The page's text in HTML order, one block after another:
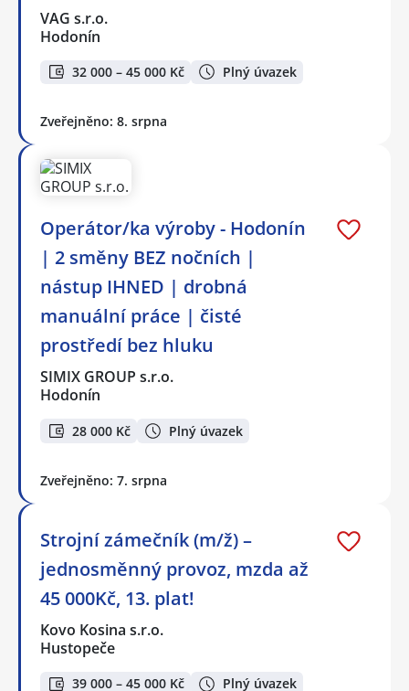
VAG s.r.o.
Hodonín
32 000 – 45 000 Kč Plný úvazek
Zveřejněno: 8. srpna
Operátor/ka výroby - Hodonín
| 2 směny BEZ nočních |
nástup IHNED | drobná
manuální práce | čisté
prostředí bez hluku
SIMIX GROUP s.r.o.
Hodonín
28 000 Kč Plný úvazek
Zveřejněno: 7. srpna
Strojní zámečník (m/ž) –
jednosměnný provoz, mzda až
45 000Kč, 13. plat!
Kovo Kosina s.r.o.
Hustopeče
39 000 – 45 000 Kč Plný úvazek